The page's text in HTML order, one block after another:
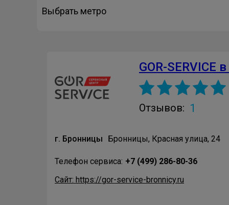
Выбрать метро
GOR-SERVICE
Отзывов: 1
г. Бронницы Бронницы, Красная улица, 24
Телефон сервиса: +7 (499) 286-80-36
Сайт: https://gor-service-bronnicy.ru